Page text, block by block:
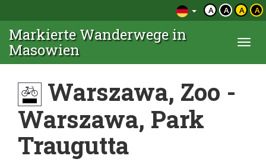
A A A A
Markierte Wanderwege in
Masowien
Warszawa, Zoo -
Warszawa, Park
Traugutta